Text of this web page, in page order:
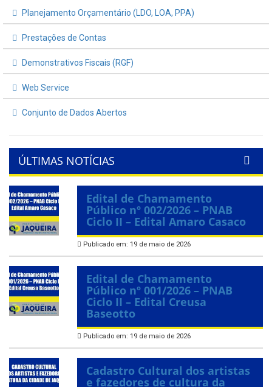
Planejamento Orçamentário (LDO, LOA, PPA)
Prestações de Contas
Demonstrativos Fiscais (RGF)
Web Service
Conjunto de Dados Abertos
ÚLTIMAS NOTÍCIAS
Edital de Chamamento
Público nº 002/2026 – PNAB
Ciclo II – Edital Amaro Casaco
Publicado em: 19 de maio de 2026
Edital de Chamamento
Público nº 001/2026 – PNAB
Ciclo II – Edital Creusa
Baseotto
Publicado em: 19 de maio de 2026
Cadastro Cultural dos artistas
e fazedores de cultura da